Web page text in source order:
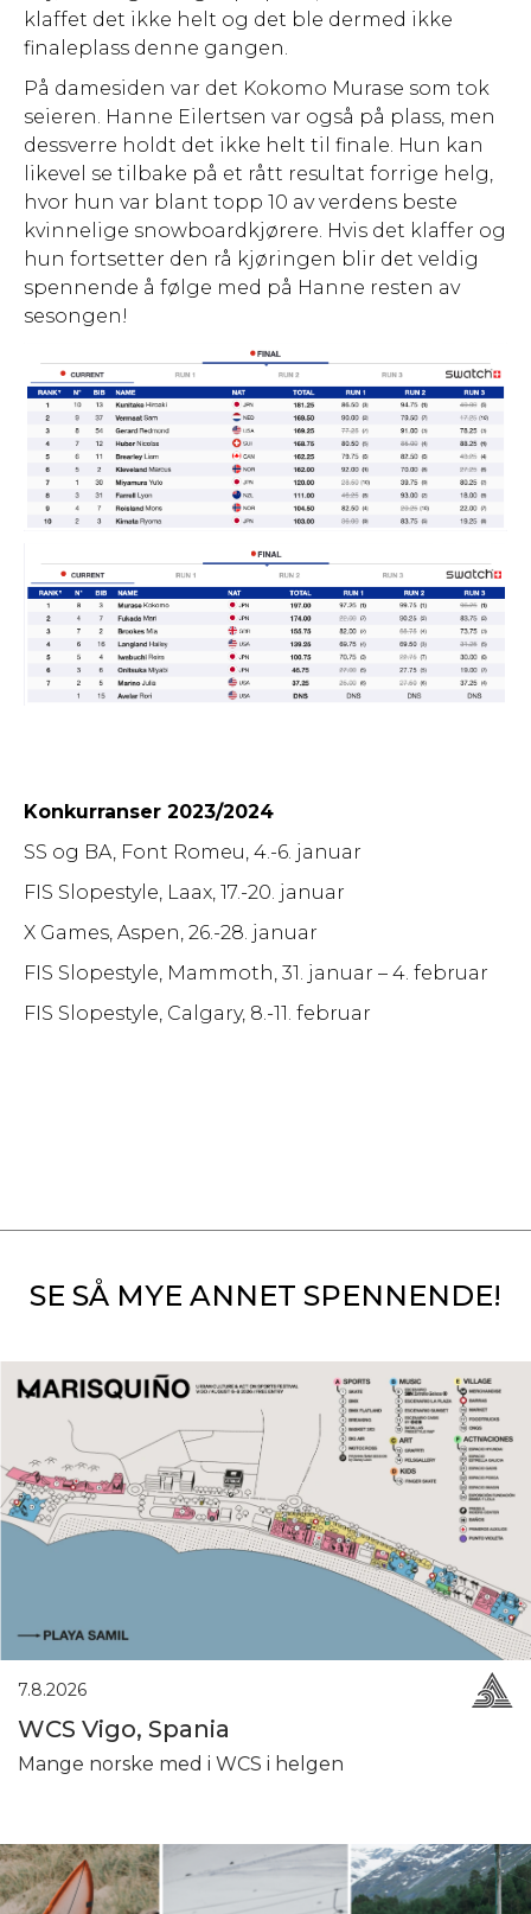
klaffet det ikke helt og det ble dermed ikke
finaleplass denne gangen.
På damesiden var det Kokomo Murase som tok
seieren. Hanne Eilertsen var også på plass, men
dessverre holdt det ikke helt til finale. Hun kan
likevel se tilbake på et rått resultat forrige helg,
hvor hun var blant topp 10 av verdens beste
kvinnelige snowboardkjørere. Hvis det klaffer og
hun fortsetter den rå kjøringen blir det veldig
spennende å følge med på Hanne resten av
sesongen!
Konkurranser 2023/2024
SS og BA, Font Romeu, 4.-6. januar
FIS Slopestyle, Laax, 17.-20. januar
X Games, Aspen, 26.-28. januar
FIS Slopestyle, Mammoth, 31. januar – 4. februar
FIS Slopestyle, Calgary, 8.-11. februar
SE SÅ MYE ANNET SPENNENDE!
7.8.2026
WCS Vigo, Spania
Mange norske med i WCS i helgen